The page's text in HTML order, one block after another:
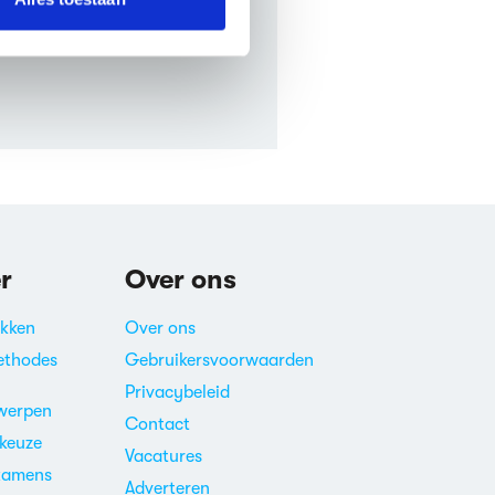
Over ons
Over ons
Gebruikersvoorwaarden
Privacybeleid
Contact
Vacatures
Adverteren